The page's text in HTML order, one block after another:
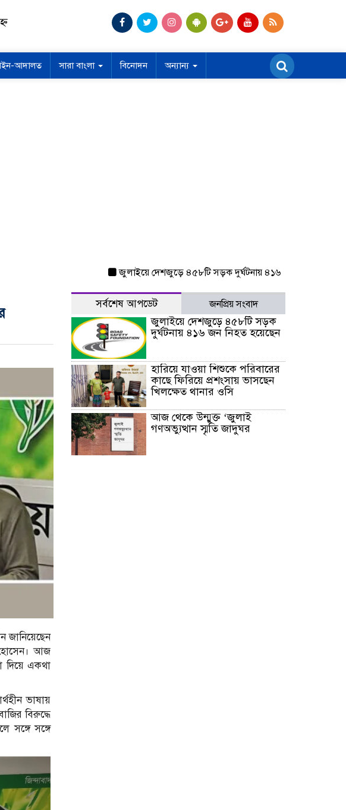
আদালত সারা বাংলা বিনোদন অন্যান্য
জুলাইয়ে দেশজুড়ে ৪৫৮টি সড়ক দুর্ঘটনায় ৪১৬ জন নিহত হয়েছেন
জানিয়েছেন
হোসেন। আজ
দিয়ে একথা
ভাষায়
বিরুদ্ধে
সঙ্গে সঙ্গে
সর্বশেষ আপডেট জনপ্রিয় সংবাদ
জুলাইয়ে দেশজুড়ে ৪৫৮টি সড়ক
দুর্ঘটনায় ৪১৬ জন নিহত হয়েছেন
হারিয়ে যাওয়া শিশুকে পরিবারের
কাছে ফিরিয়ে প্রশংসায় ভাসছেন
খিলক্ষেত থানার ওসি
আজ থেকে উন্মুক্ত ‘জুলাই
গণঅভ্যুত্থান স্মৃতি জাদুঘর